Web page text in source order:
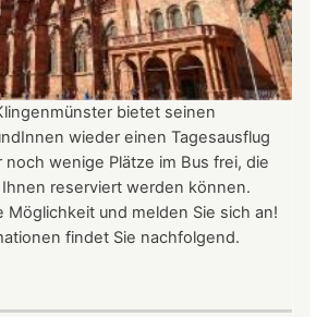
bietet seinen
wieder einen Tagesausflug
wenige Plätze im Bus frei, die
reserviert werden können.
Möglichkeit und melden Sie sich an!
findet Sie nachfolgend.